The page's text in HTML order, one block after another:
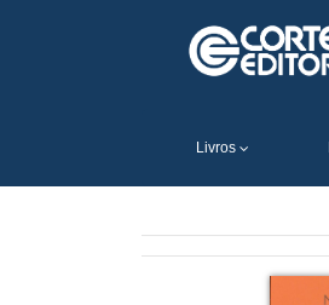
Livros